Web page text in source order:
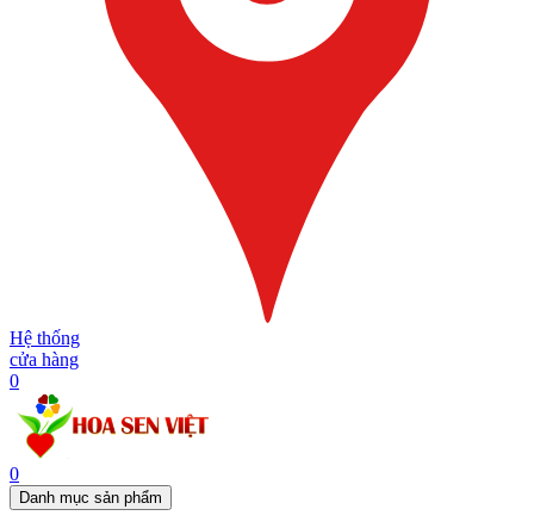
Hệ thống
cửa hàng
0
0
Danh mục sản phẩm